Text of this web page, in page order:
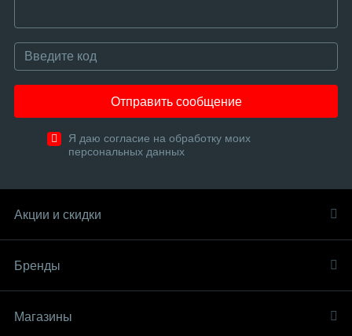
Отправить сообщение
Я даю согласие на обработку моих
персональных данных
Акции и скидки
Бренды
Магазины